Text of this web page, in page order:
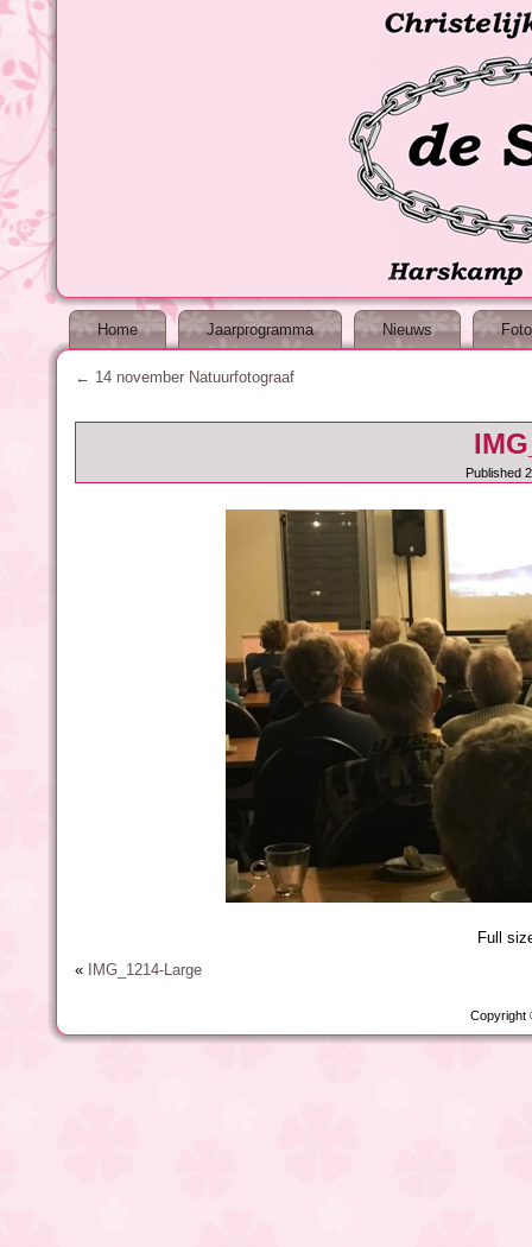
Home Jaarprogramma Nieuws
← 14 november Natuurfotograaf
Published
Full
«
IMG_1214-Large
Copyright